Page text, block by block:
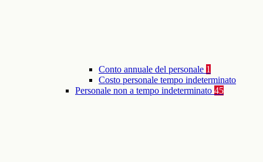
Conto annuale del personale 1
Costo personale tempo indeterminato
Personale non a tempo indeterminato 45